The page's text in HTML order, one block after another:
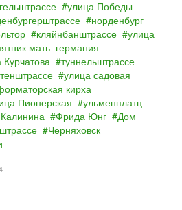
улица Победы
норденбург
кляйнбанштрассе
улица
мать–германия
Курчатова
туннельштрассе
улица садовая
кирха
Пионерская
ульменплатц
Фрида Юнг
Дом
Черняховск